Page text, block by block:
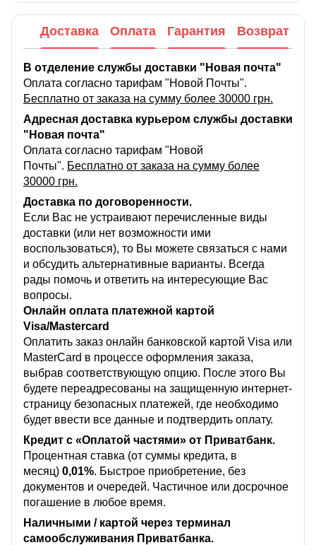
Доставка Оплата Гарантия Возврат
В отделение службы доставки "Новая почта"
Оплата согласно тарифам "Новой Почты".
Бесплатно от заказа на сумму более 30000 грн.
Адресная доставка курьером службы доставки
"Новая почта"
Оплата согласно тарифам "Новой
Почты". Бесплатно от заказа на сумму более
30000 грн.
Доставка по договоренности.
Если Вас не устраивают перечисленные виды
доставки (или нет возможности ими
воспользоваться), то Вы можете связаться с нами
и обсудить альтернативные варианты. Всегда
рады помочь и ответить на интересующие Вас
вопросы.
Онлайн оплата платежной картой
Visa/Mastercard
Оплатить заказ онлайн банковской картой Visa или
MasterCard в процессе оформления заказа,
выбрав соответствующую опцию. После этого Вы
будете переадресованы на защищенную интернет-
страницу безопасных платежей, где необходимо
будет ввести все данные и подтвердить оплату.
Кредит с «Оплатой частями» от Приватбанк.
Процентная ставка (от суммы кредита, в
месяц) 0,01%. Быстрое приобретение, без
документов и очередей. Частичное или досрочное
погашение в любое время.
Наличными / картой через терминал
самообслуживания Приватбанка.